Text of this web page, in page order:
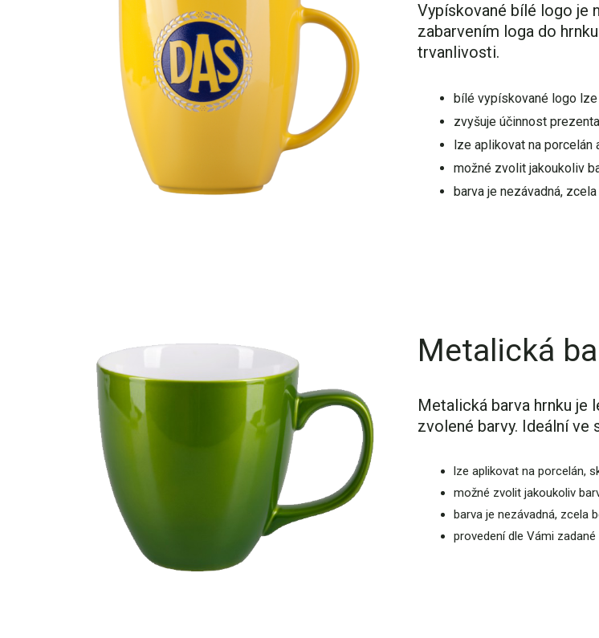
Vypískované bílé logo je
zabarvením loga do
trvanlivosti.​
bílé vypískované logo
zvyšuje účinnost
lze aplikovat na porcelán
možné zvolit jakoukoliv
barva je nezávadná,
Metalická
Metalická barva hrnku je
zvolené barvy. Ideální
lze aplikovat na porcelán,
možné zvolit jakoukoliv
barva je nezávadná, zcela
provedení dle Vámi zadané